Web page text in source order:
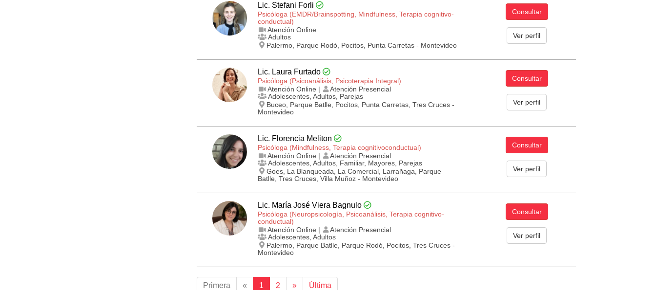
Lic. Stefani Forli
Psicóloga (EMDR/Brainspotting, Mindfulness, Terapia cognitivo­
conductual)
Atención Online
Adultos
Palermo, Parque Rodó, Pocitos, Punta Carretas - Montevideo
Consultar
Ver perfil
Lic. Laura Furtado
Psicóloga (Psicoanálisis, Psicoterapia Integral)
Atención Online |
Atención Presencial
Adolescentes, Adultos, Parejas
Buceo, Parque Batlle, Pocitos, Punta Carretas, Tres Cruces -
Montevideo
Consultar
Ver perfil
Lic. Florencia Meliton
Psicóloga (Mindfulness, Terapia cognitivo­conductual)
Atención Online |
Atención Presencial
Adolescentes, Adultos, Familiar, Mayores, Parejas
Goes, La Blanqueada, La Comercial, Larrañaga, Parque
Batlle, Tres Cruces, Villa Muñoz - Montevideo
Consultar
Ver perfil
Lic. María José Viera Bagnulo
Psicóloga (Neuropsicología, Psicoanálisis, Terapia cognitivo­
conductual)
Atención Online |
Atención Presencial
Adolescentes, Adultos
Palermo, Parque Batlle, Parque Rodó, Pocitos, Tres Cruces -
Montevideo
Consultar
Ver perfil
Primera « 1 2 » Última